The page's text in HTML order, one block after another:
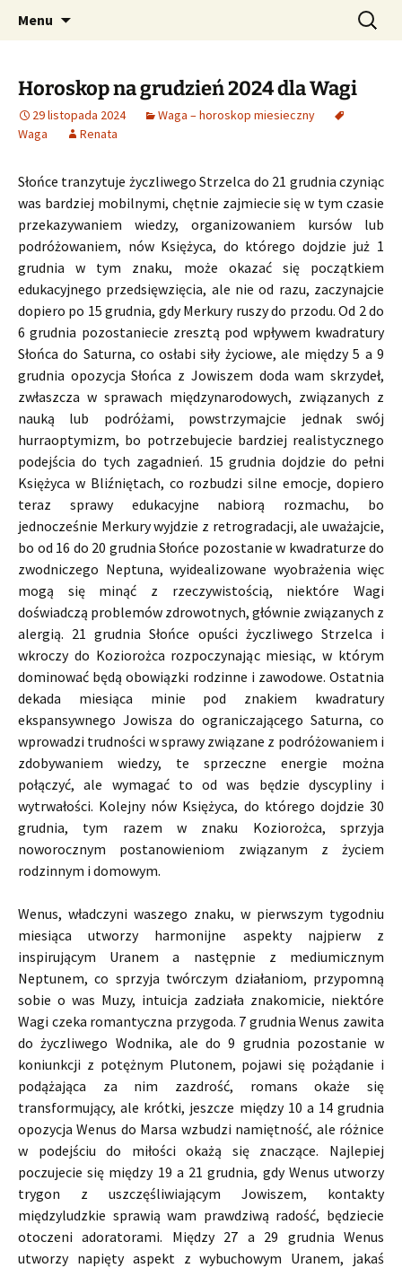
CzaroMarowy horoskop
dzienny, miesięczny i
tygodniowy
Profesjonalne przepowiednie astrologiczne
Menu Szukaj:
Horoskop na grudzień 2024 dla Wagi
29 listopada 2024
Waga – horoskop miesieczny
Waga
Renata
Słońce tranzytuje życzliwego Strzelca do 21 grudnia czyniąc
was bardziej mobilnymi, chętnie zajmiecie się w tym czasie
przekazywaniem wiedzy, organizowaniem kursów lub
podróżowaniem, nów Księżyca, do którego dojdzie już 1
grudnia w tym znaku, może okazać się początkiem
edukacyjnego przedsięwzięcia, ale nie od razu, zaczynajcie
dopiero po 15 grudnia, gdy Merkury ruszy do przodu. Od 2 do
6 grudnia pozostaniecie zresztą pod wpływem kwadratury
Słońca do Saturna, co osłabi siły życiowe, ale między 5 a 9
grudnia opozycja Słońca z Jowiszem doda wam skrzydeł,
zwłaszcza w sprawach międzynarodowych, związanych z
nauką lub podróżami, powstrzymajcie jednak swój
hurraoptymizm, bo potrzebujecie bardziej realistycznego
podejścia do tych zagadnień. 15 grudnia dojdzie do pełni
Księżyca w Bliźniętach, co rozbudzi silne emocje, dopiero
teraz sprawy edukacyjne nabiorą rozmachu, bo
jednocześnie Merkury wyjdzie z retrogradacji, ale uważajcie,
bo od 16 do 20 grudnia Słońce pozostanie w kwadraturze do
zwodniczego Neptuna, wyidealizowane wyobrażenia więc
mogą się minąć z rzeczywistością, niektóre Wagi
doświadczą problemów zdrowotnych, głównie związanych z
alergią. 21 grudnia Słońce opuści życzliwego Strzelca i
wkroczy do Koziorożca rozpoczynając miesiąc, w którym
dominować będą obowiązki rodzinne i zawodowe. Ostatnia
dekada miesiąca minie pod znakiem kwadratury
ekspansywnego Jowisza do ograniczającego Saturna, co
wprowadzi trudności w sprawy związane z podróżowaniem i
zdobywaniem wiedzy, te sprzeczne energie można
połączyć, ale wymagać to od was będzie dyscypliny i
wytrwałości. Kolejny nów Księżyca, do którego dojdzie 30
grudnia, tym razem w znaku Koziorożca, sprzyja
noworocznym postanowieniom związanym z życiem
rodzinnym i domowym.
Wenus, władczyni waszego znaku, w pierwszym tygodniu
miesiąca utworzy harmonijne aspekty najpierw z
inspirującym Uranem a następnie z mediumicznym
Neptunem, co sprzyja twórczym działaniom, przypomną
sobie o was Muzy, intuicja zadziała znakomicie, niektóre
Wagi czeka romantyczna przygoda. 7 grudnia Wenus zawita
do życzliwego Wodnika, ale do 9 grudnia pozostanie w
koniunkcji z potężnym Plutonem, pojawi się pożądanie i
podążająca za nim zazdrość, romans okaże się
transformujący, ale krótki, jeszcze między 10 a 14 grudnia
opozycja Wenus do Marsa wzbudzi namiętność, ale różnice
w podejściu do miłości okażą się znaczące. Najlepiej
poczujecie się między 19 a 21 grudnia, gdy Wenus utworzy
trygon z uszczęśliwiającym Jowiszem, kontakty
międzyludzkie sprawią wam prawdziwą radość, będziecie
otoczeni adoratorami. Między 27 a 29 grudnia Wenus
utworzy napięty aspekt z wybuchowym Uranem, jakaś